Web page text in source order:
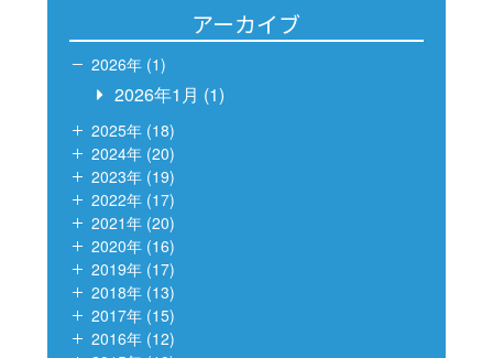
アーカイブ
2026年 (1)
2026年1月 (1)
2025年 (18)
2024年 (20)
2023年 (19)
2022年 (17)
2021年 (20)
2020年 (16)
2019年 (17)
2018年 (13)
2017年 (15)
2016年 (12)